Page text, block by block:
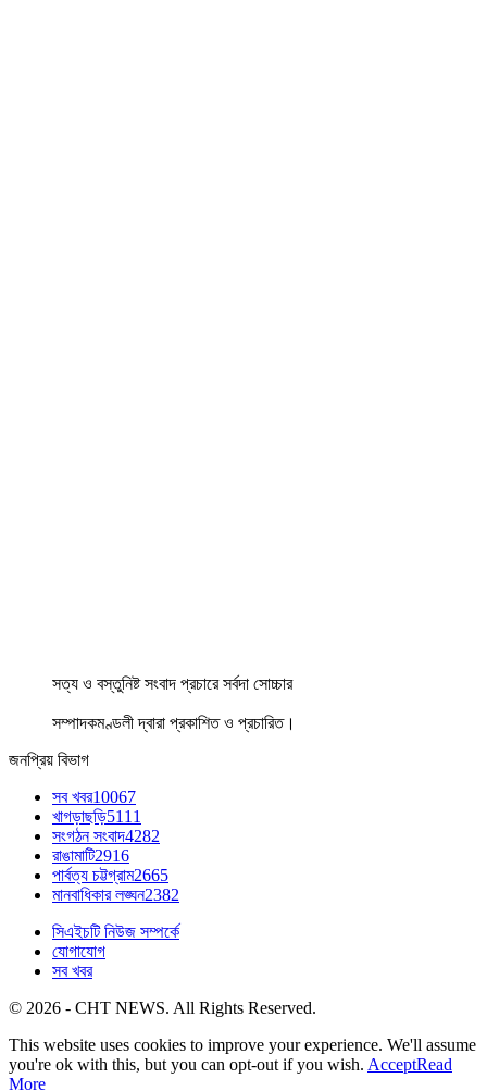
সত্য ও বস্তুনিষ্ট সংবাদ প্রচারে সর্বদা সোচ্চার
সম্পাদকমণ্ডলী দ্বারা প্রকাশিত ও প্রচারিত।
জনপ্রিয় বিভাগ
সব খবর10067
খাগড়াছড়ি5111
সংগঠন সংবাদ4282
রাঙামাটি2916
পার্বত্য চট্টগ্রাম2665
মানবাধিকার লঙ্ঘন2382
সিএইচটি নিউজ সম্পর্কে
যোগাযোগ
সব খবর
© 2026 - CHT NEWS. All Rights Reserved.
This website uses cookies to improve your experience. We'll assume
you're ok with this, but you can opt-out if you wish. AcceptRead
More